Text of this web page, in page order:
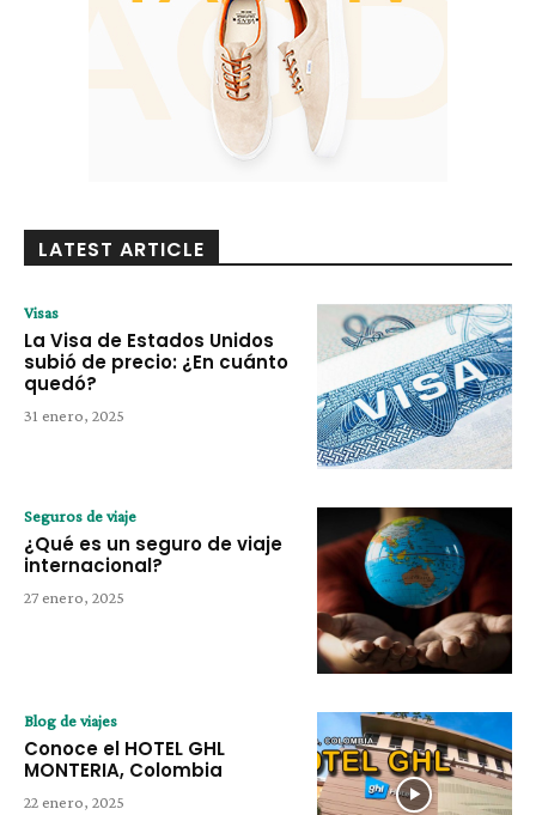
LATEST ARTICLE
Visas
La Visa de Estados Unidos
subió de precio: ¿En cuánto
quedó?
31 enero, 2025
Seguros de viaje
¿Qué es un seguro de viaje
internacional?
27 enero, 2025
Blog de viajes
Conoce el HOTEL GHL
MONTERIA, Colombia
22 enero, 2025